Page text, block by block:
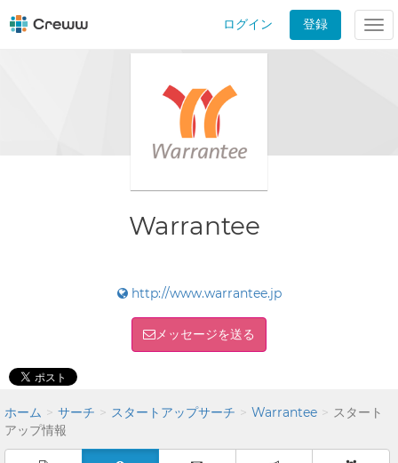
ログイン 登録
Warrantee
http://www.warrantee.jp
メッセージを送る
ホーム サーチ スタートアップサーチ Warrantee
スタート
アップ情報